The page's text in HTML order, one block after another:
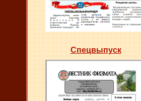
Спецвыпуск